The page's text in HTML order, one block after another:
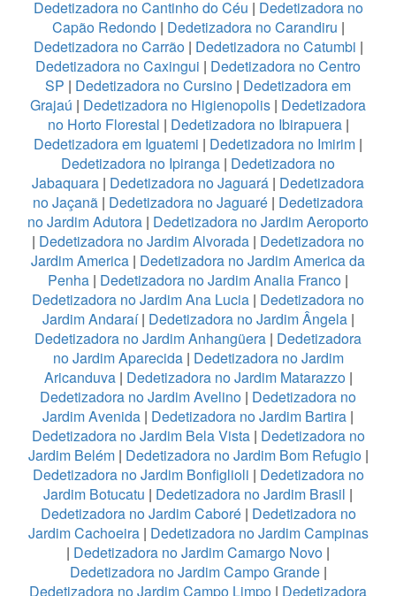
Dedetizadora no Cantinho do Céu | Dedetizadora no
Capão Redondo| Dedetizadora no Carandiru |
Dedetizadora no Carrão| Dedetizadora no Catumbi |
Dedetizadora no Caxingui | Dedetizadora no Centro
SP | Dedetizadora no Cursino | Dedetizadora em
Grajaú | Dedetizadora no Higienopolis | Dedetizadora
no Horto Florestal | Dedetizadora no Ibirapuera|
Dedetizadora em Iguatemi | Dedetizadora no Imirim |
Dedetizadora no Ipiranga | Dedetizadora no
Jabaquara | Dedetizadora no Jaguará | Dedetizadora
no Jaçanã | Dedetizadora no Jaguaré | Dedetizadora
no Jardim Adutora | Dedetizadora no Jardim Aeroporto
| Dedetizadora no Jardim Alvorada | Dedetizadora no
Jardim America | Dedetizadora no Jardim America da
Penha | Dedetizadora no Jardim Analia Franco |
Dedetizadora no Jardim Ana Lucia | Dedetizadora no
Jardim Andaraí| Dedetizadora no Jardim Ângela|
Dedetizadora no Jardim Anhangüera | Dedetizadora
no Jardim Aparecida| Dedetizadora no Jardim
Aricanduva| Dedetizadora no Jardim Matarazzo|
Dedetizadora no Jardim Avelino | Dedetizadora no
Jardim Avenida | Dedetizadora no Jardim Bartira |
Dedetizadora no Jardim Bela Vista| Dedetizadora no
Jardim Belém| Dedetizadora no Jardim Bom Refugio|
Dedetizadora no Jardim Bonfiglioli | Dedetizadora no
Jardim Botucatu | Dedetizadora no Jardim Brasil |
Dedetizadora no Jardim Caboré| Dedetizadora no
Jardim Cachoeira| Dedetizadora no Jardim Campinas
| Dedetizadora no Jardim Camargo Novo |
Dedetizadora no Jardim Campo Grande|
Dedetizadora no Jardim Campo Limpo | Dedetizadora